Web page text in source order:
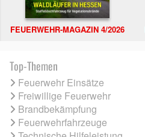
FEUERWEHR-MAGAZIN 4/2026
Top-Themen
Feuerwehr Einsätze
Freiwillige Feuerwehr
Brandbekämpfung
Feuerwehrfahrzeuge